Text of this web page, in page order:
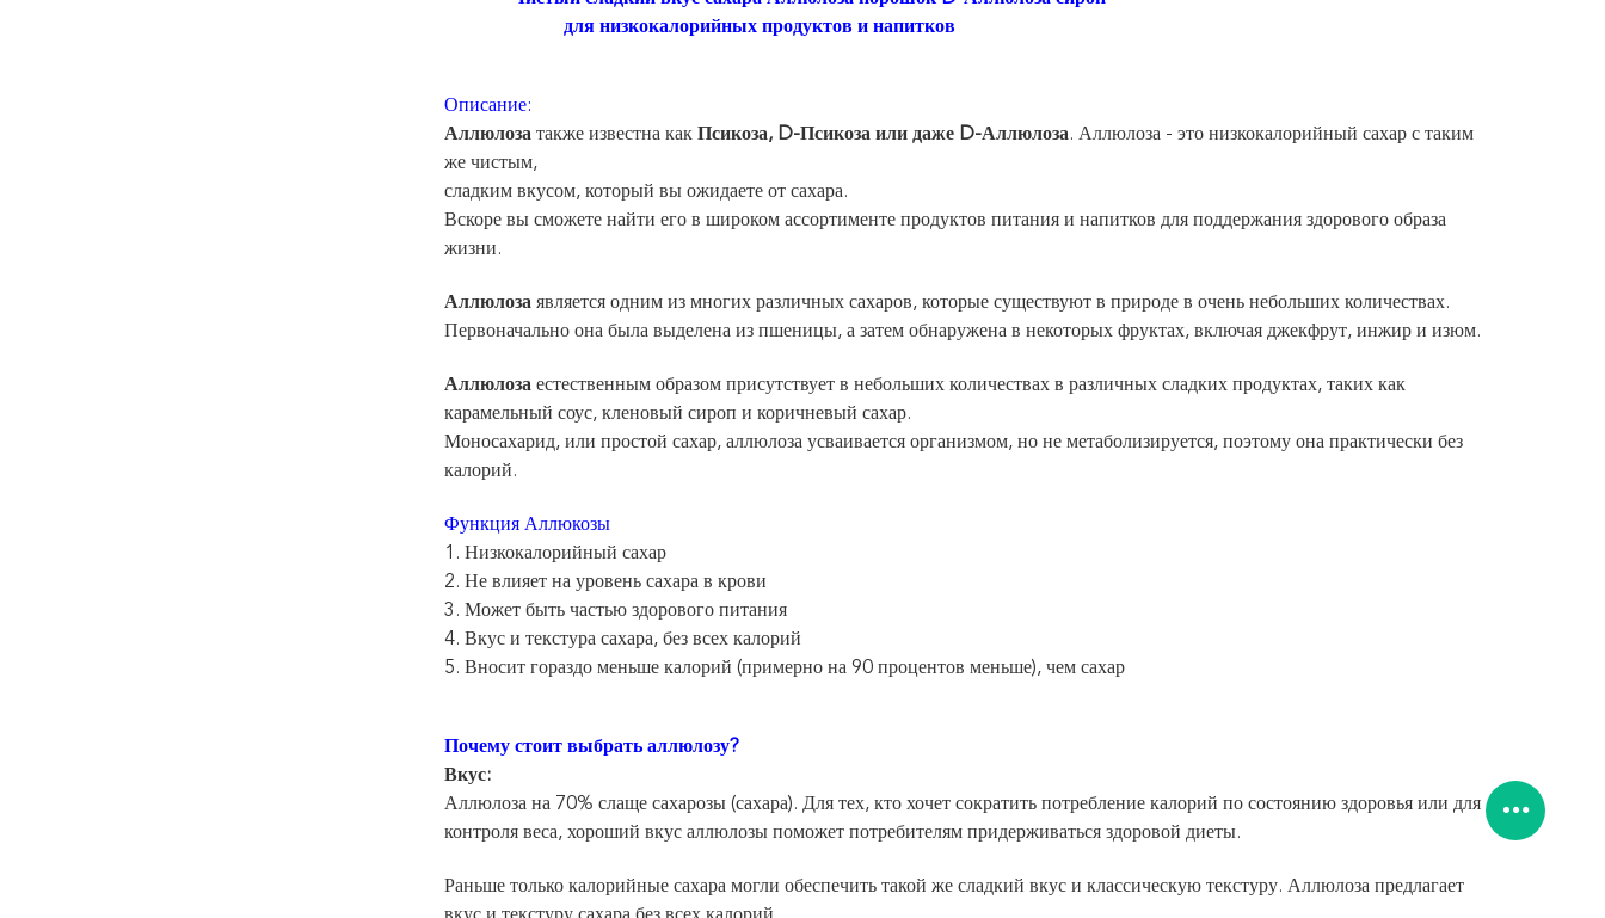
для низкокалорийных продуктов и напитков
Описание:
Аллюлоза также известна как Псикоза, D-Псикоза или даже D-Аллюлоза. Аллюлоза - это низкокалорийный сахар с таким
же чистым,
сладким вкусом, который вы ожидаете от сахара.
Вскоре вы сможете найти его в широком ассортименте продуктов питания и напитков для поддержания здорового образа
жизни.
Аллюлоза является одним из многих различных сахаров, которые существуют в природе в очень небольших количествах.
Первоначально она была выделена из пшеницы, а затем обнаружена в некоторых фруктах, включая джекфрут, инжир и изюм.
Аллюлоза естественным образом присутствует в небольших количествах в различных сладких продуктах, таких как
карамельный соус, кленовый сироп и коричневый сахар.
Моносахарид, или простой сахар, аллюлоза усваивается организмом, но не метаболизируется, поэтому она практически без
калорий.
Функция Аллюкозы
1. Низкокалорийный сахар
2. Не влияет на уровень сахара в крови
3. Может быть частью здорового питания
4. Вкус и текстура сахара, без всех калорий
5. Вносит гораздо меньше калорий (примерно на 90 процентов меньше), чем сахар
Почему стоит выбрать аллюлозу?
Вкус:
Аллюлоза на 70% слаще сахарозы (сахара). Для тех, кто хочет сократить потребление калорий по состоянию здоровья или для
контроля веса, хороший вкус аллюлозы поможет потребителям придерживаться здоровой диеты.
Раньше только калорийные сахара могли обеспечить такой же сладкий вкус и классическую текстуру. Аллюлоза предлагает